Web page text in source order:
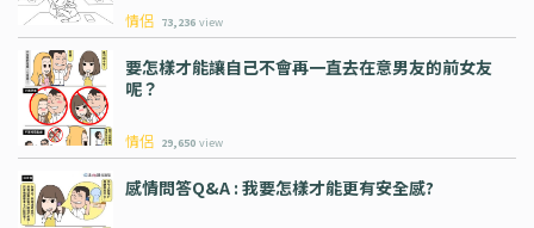
情侶 73,236 view
要怎樣才能讓自己不會再一直去在意男友的前女友
呢？
情侶 29,650 view
感情問答Q&A : 我要怎樣才能更有安全感?